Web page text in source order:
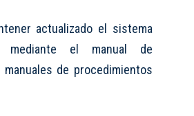
actualizado el sistema
mediante el manual de
manuales de procedimientos